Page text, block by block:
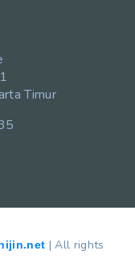
Timur
| All rights